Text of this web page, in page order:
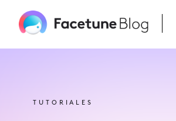
website
TUTORIALES